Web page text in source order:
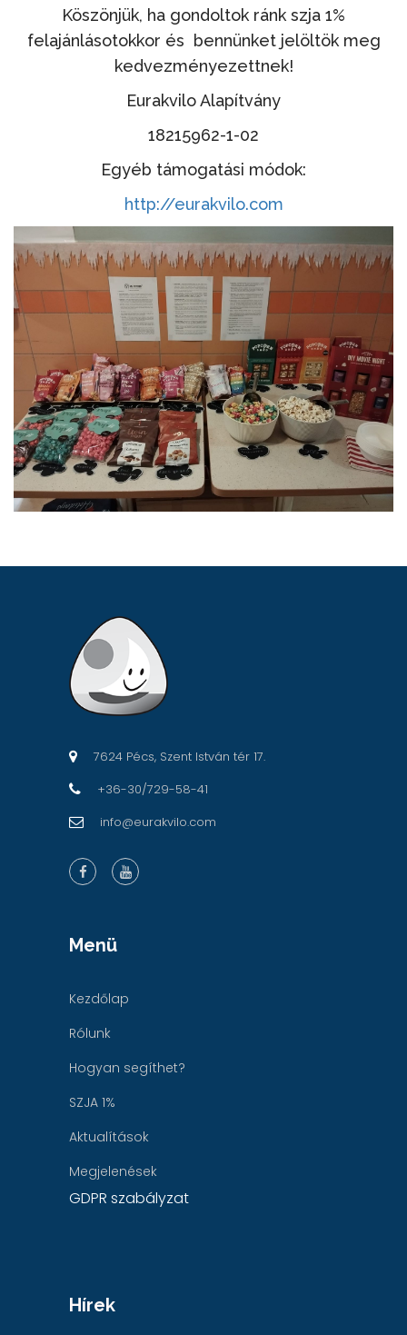
Köszönjük, ha gondoltok ránk szja 1%
felajánlásotokkor és bennünket jelöltök meg
kedvezményezettnek!
Eurakvilo Alapítvány
18215962-1-02
Egyéb támogatási módok:
http://eurakvilo.com
7624 Pécs, Szent István tér 17.
+36-30/729-58-41
info@eurakvilo.com
Menü
Kezdőlap
Rólunk
Hogyan segíthet?
SZJA 1%
Aktualítások
Megjelenések
GDPR szabályzat
Hírek